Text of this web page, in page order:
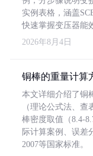
实例表格，涵盖
快速掌握变压器能
2026年8月4日
铜棒的重量计算
本文详细介绍了铜
（理论公式法、
棒密度取值（8.4-
际计算案例、误差
2007等国家标准。